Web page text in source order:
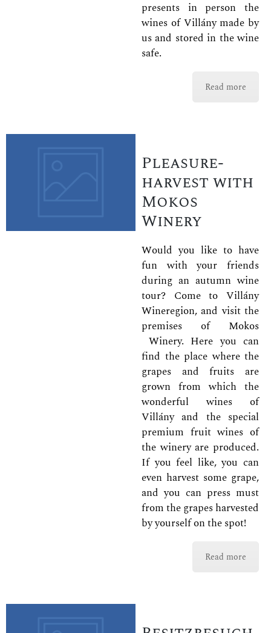
presents in person the
wines of Villány made by
us and stored in the wine
safe.
Read more
Pleasure-
harvest with
Mokos
Winery
Would you like to have
fun with your friends
during an autumn wine
tour? Come to Villány
Wineregion, and visit the
premises of Mokos
Winery. Here you can
find the place where the
grapes and fruits are
grown from which the
wonderful wines of
Villány and the special
premium fruit wines of
the winery are produced.
If you feel like, you can
even harvest some grape,
and you can press must
from the grapes harvested
by yourself on the spot!
Read more